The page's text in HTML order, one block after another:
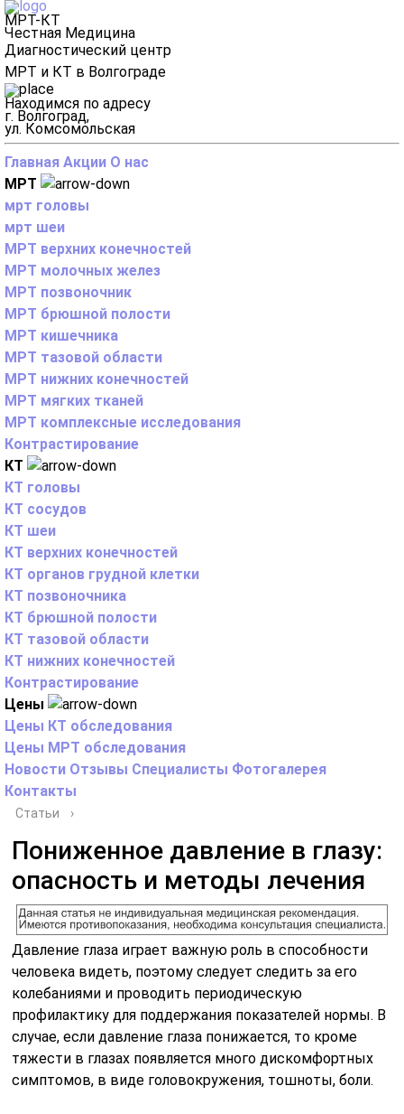
МРТ-КТ
Честная Медицина
Диагностический центр
МРТ и КТ в Волгограде
Находимся по адресу
г. Волгоград,
ул. Комсомольская
Главная Акции О нас
МРТ
мрт головы
мрт шеи
МРТ верхних конечностей
МРТ молочных желез
МРТ позвоночник
МРТ брюшной полости
МРТ кишечника
МРТ тазовой области
МРТ нижних конечностей
МРТ мягких тканей
МРТ комплексные исследования
Контрастирование
КТ
КТ головы
КТ сосудов
КТ шеи
КТ верхних конечностей
КТ органов грудной клетки
КТ позвоночника
КТ брюшной полости
КТ тазовой области
КТ нижних конечностей
Контрастирование
Цены
Цены КТ обследования
Цены МРТ обследования
Новости Отзывы Специалисты Фотогалерея
Контакты
Статьи ›
Пониженное давление в глазу:
опасность и методы лечения
Давление глаза играет важную роль в способности
человека видеть, поэтому следует следить за его
колебаниями и проводить периодическую
профилактику для поддержания показателей нормы. В
случае, если давление глаза понижается, то кроме
тяжести в глазах появляется много дискомфортных
симптомов, в виде головокружения, тошноты, боли.